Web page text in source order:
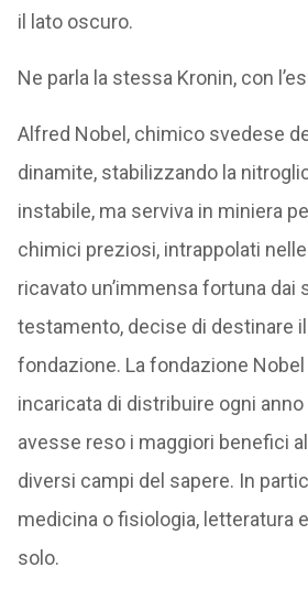
il lato oscuro.
Ne parla la stessa Kronin, con
Alfred Nobel, chimico svedese
dinamite, stabilizzando la
instabile, ma serviva in miniera
chimici preziosi, intrappolati
ricavato un’immensa fortuna dai
testamento, decise di destinare
fondazione. La fondazione
incaricata di distribuire ogni
avesse reso i maggiori benefici
diversi campi del sapere. In
medicina o fisiologia, letteratura
solo.